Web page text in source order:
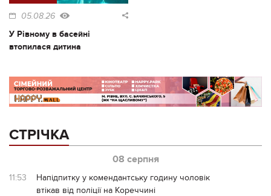
05.08.26
У Рівному в басейні
втопилася дитина
СТРІЧКА
08 серпня
11:53
Напідпитку у комендантську годину чоловік
втікав від поліції на Кореччині